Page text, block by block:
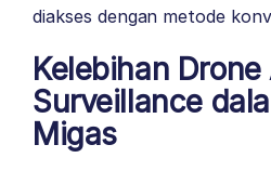
diakses dengan metode
Kelebihan Drone
Surveillance
Migas